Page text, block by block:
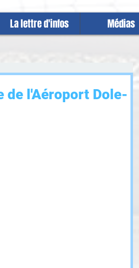
La lettre d'infos Médias
de l'Aéroport Dole-